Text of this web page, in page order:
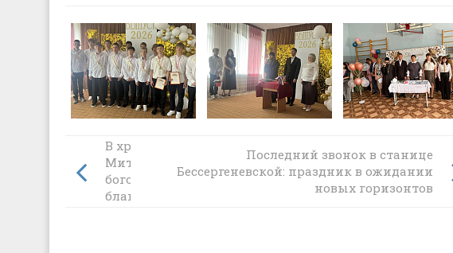
В храме Рождества Христова станицы
Митякинской прошло соборное
богослужение духовенства Тарасовского
благочиния
Последний звонок в станице
Бессергеневской: праздник в ожидании
новых горизонтов